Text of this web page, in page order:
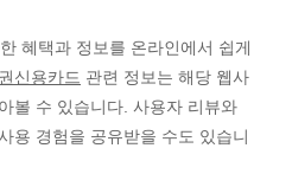
혜택과 정보를 온라인에서 쉽게
신용카드 관련 정보는 해당 웹사
볼 수 있습니다. 사용자 리뷰와
용 경험을 공유받을 수도 있습니